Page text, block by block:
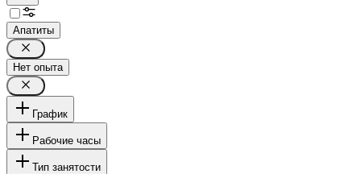
Апатиты
Нет опыта
График
Рабочие часы
Тип занятости